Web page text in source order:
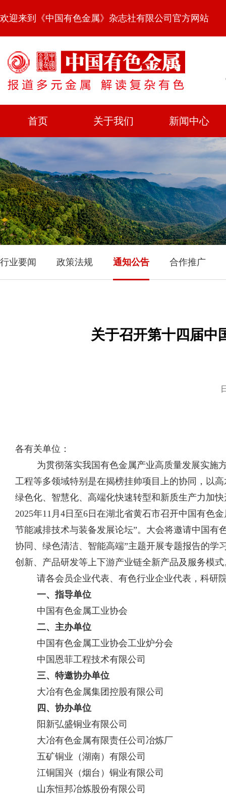
欢迎来到《中国有色金属》杂志社有限公司官方网站
首页 关于我们 新闻中心
行业要闻 政策法规 通知公告 合作推广
关于召开第十四届中
各有关单位：
为贯彻落实我国有色金属产业高质量发展实施
工程等多领域特别是在揭榜挂帅项目上的协同，以
绿色化、智慧化、高端化快速转型和新质生产力加
2025年11 月 4日至6日在湖北省黄石市召开中国有色
节能减排技术与装备发展论坛”。大会将邀请中国有
协同、绿色清洁、智能高端”主题开展专题报告的
创新、产品研发等上下游产业链全新产品及服务模式
请各会员企业代表、有色行业企业代表，科研
一、指导单位
中国有色金属工业协会
二、主办单位
中国有色金属工业协会工业炉分会
中国恩菲工程技术有限公司
三、特邀协办单位
大冶有色金属集团控股有限公司
四、 协办单位
阳新弘盛铜业有限公司
大冶有色金属有限责任公司冶炼厂
五矿铜业（湖南）有限公司
江铜国兴（烟台）铜业有限公司
山东恒邦冶炼股份有限公司